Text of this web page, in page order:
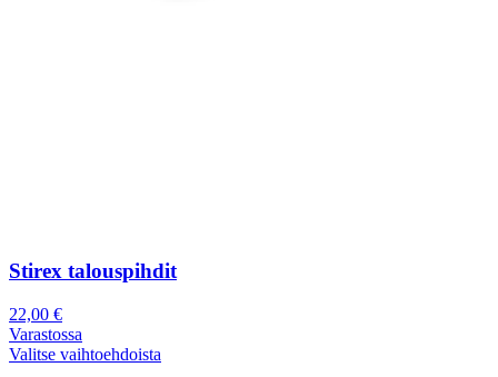
Stirex talouspihdit
22,00 €
Varastossa
Valitse vaihtoehdoista